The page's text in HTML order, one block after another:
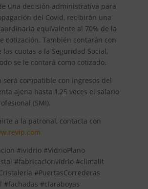
una decisión administrativa para
del Covid, recibirán una
equivalente al 70% de la
cotización. También contarán con
las cuotas a la Seguridad Social,
se le contará como cotizado.
será compatible con ingresos del
ajena hasta 1,25 veces el salario
(SMI).
a la patronal, contacta con
#ividrio #VidrioPlano
#fabricacionvidrio #climalit
#PuertasCorrederas
#fachadas #claraboyas